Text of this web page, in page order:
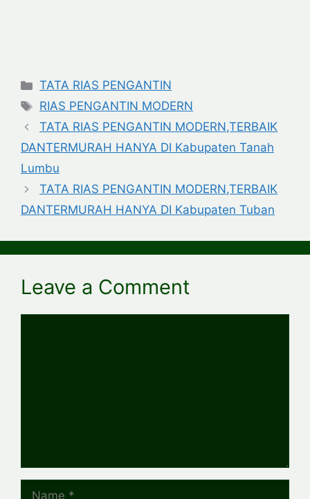
Categories
TATA RIAS PENGANTIN
Tags
RIAS PENGANTIN MODERN
TATA RIAS PENGANTIN MODERN,TERBAIK
DANTERMURAH HANYA DI Kabupaten Tanah
Lumbu
TATA RIAS PENGANTIN MODERN,TERBAIK
DANTERMURAH HANYA DI Kabupaten Tuban
Leave a Comment
Name